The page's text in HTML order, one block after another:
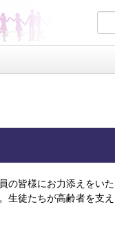
の皆様にお力添えをい
徒たちが高齢者を支